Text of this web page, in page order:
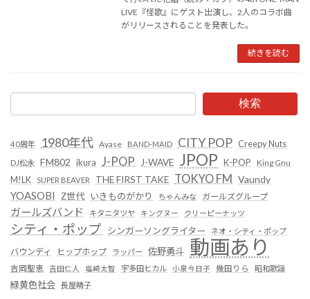
LIVE『怪歌』にゲスト出演し、2人のコラボ曲
がリリースされることを発表した。
続きを読む
検索
40周年 1980年代 Ayase BAND-MAID CITY POP Creepy Nuts
DJ松永 FM802 ikura J-POP J-WAVE JPOP K-POP
King Gnu
M!LK
SUPER BEAVER THE FIRST TAKE TOKYO FM Vaundy
YOASOBI Z世代 いきものがかり ちゃんみな ガールズグループ
ガールズバンド キタニタツヤ キングヌー クリーピーナッツ
シティ・ポップ シンガーソングライター ネオ・シティ・ポップ
バウンディ ヒップホップ ラッパー 佐野勇斗 動画あり
吉岡聖恵 吉田仁人 塩﨑太智 宇多田ヒカル 小泉今日子 幾田りら 昭和歌謡
緑黄色社会 長屋晴子